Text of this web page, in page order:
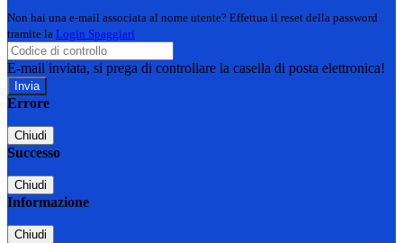
Non hai una e-mail associata al nome utente? Effettua il reset della password
tramite la Login Spaggiari
E-mail inviata, si prega di controllare la casella di posta elettronica!
Errore
Chiudi
Successo
Chiudi
Informazione
Chiudi